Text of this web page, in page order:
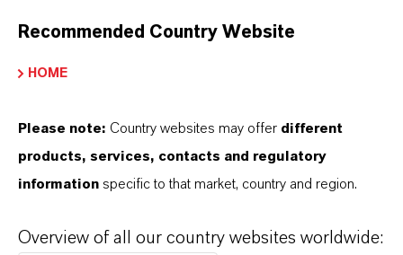
KUNDINNEN UND KUNDEN!
Recommended Country Website
HOME
Please note: Country websites may offer different
products, services, contacts and regulatory
information specific to that market, country and region.
Overview of all our country websites worldwide: